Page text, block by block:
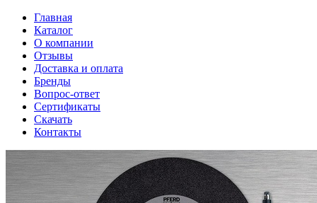
Главная
Каталог
О компании
Отзывы
Доставка и оплата
Бренды
Вопрос-ответ
Сертификаты
Скачать
Контакты